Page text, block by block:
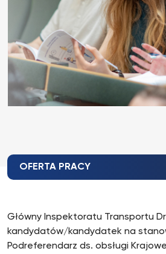
OFERTA PRACY
Główny Inspektoratu Transportu
kandydatów/kandydatek na
Podreferendarz ds. obsługi